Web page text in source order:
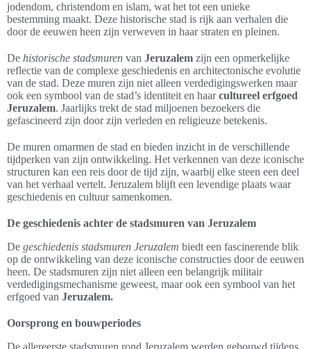
jodendom, christendom en islam, wat het tot een unieke
bestemming maakt. Deze historische stad is rijk aan verhalen die
door de eeuwen heen zijn verweven in haar straten en pleinen.
De historische stadsmuren van Jeruzalem zijn een opmerkelijke
reflectie van de complexe geschiedenis en architectonische evolutie
van de stad. Deze muren zijn niet alleen verdedigingswerken maar
ook een symbool van de stad’s identiteit en haarcultureel erfgoed
Jeruzalem. Jaarlijks trekt de stad miljoenen bezoekers die
gefascineerd zijn door zijn verleden en religieuze betekenis.
De muren omarmen de stad en bieden inzicht in de verschillende
tijdperken van zijn ontwikkeling. Het verkennen van deze iconische
structuren kan een reis door de tijd zijn, waarbij elke steen een deel
van het verhaal vertelt. Jeruzalem blijft een levendige plaats waar
geschiedenis en cultuur samenkomen.
De geschiedenis achter de stadsmuren van Jeruzalem
De geschiedenis stadsmuren Jeruzalem biedt een fascinerende blik
op de ontwikkeling van deze iconische constructies door de eeuwen
heen. De stadsmuren zijn niet alleen een belangrijk militair
verdedigingsmechanisme geweest, maar ook een symbool van het
erfgoed van Jeruzalem.
Oorsprong en bouwperiodes